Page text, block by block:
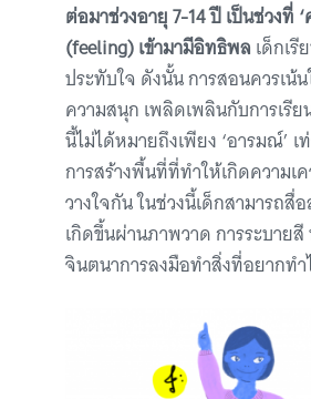
ต่อมาช่วงอายุ 7-14 ปี เป็นช่วงที่ ‘
(feeling) เข้ามามีอิทธิพล เด็กเ
ประทับใจ ดังนั้น การสอนควรเน้
ความสนุก เพลิดเพลินกับการเรี
นี้ไม่ได้หมายถึงเพียง ‘อารมณ์’
การสร้างพื้นที่ที่ทำให้เกิดความเ
วางใจกัน ในช่วงนี้เด็กสามารถสื่
เกิดขึ้นผ่านภาพวาด การระบายสี
จินตนาการลงมือทำสิ่งที่อยากท